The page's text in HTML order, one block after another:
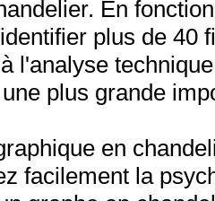
En
plus de 40
l'analyse
plus grande
en
facilement la